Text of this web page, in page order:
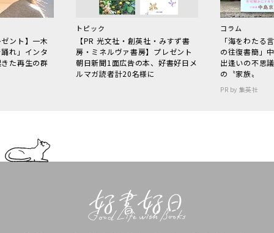
ント】一木
れ」インタ
た再生の群
トピック
【PR 光文社・創英社・みすず書
房・ミネルヴァ書房】プレゼント
朝日新聞1面広告の本、好書好日メ
ルマガ読者計20名様に
コラム
「海をわた
の往復書簡」
出逢いの不思
の〝家族〟
PR by 集英社